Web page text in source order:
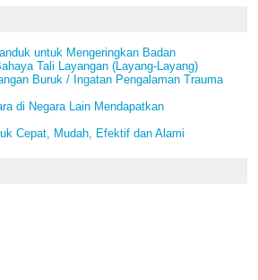
untuk Mengeringkan Badan
Tali Layangan (Layang-Layang)
Buruk / Ingatan Pengalaman Trauma
di Negara Lain Mendapatkan
Cepat, Mudah, Efektif dan Alami